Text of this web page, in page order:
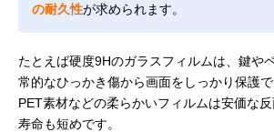
の耐久性が求められます。
たとえば硬度9Hのガラスフィルムは、鍵や
常的なひっかき傷から画面をしっかり保護で
PET素材などの柔らかいフィルムは安価な
寿命も短めです。